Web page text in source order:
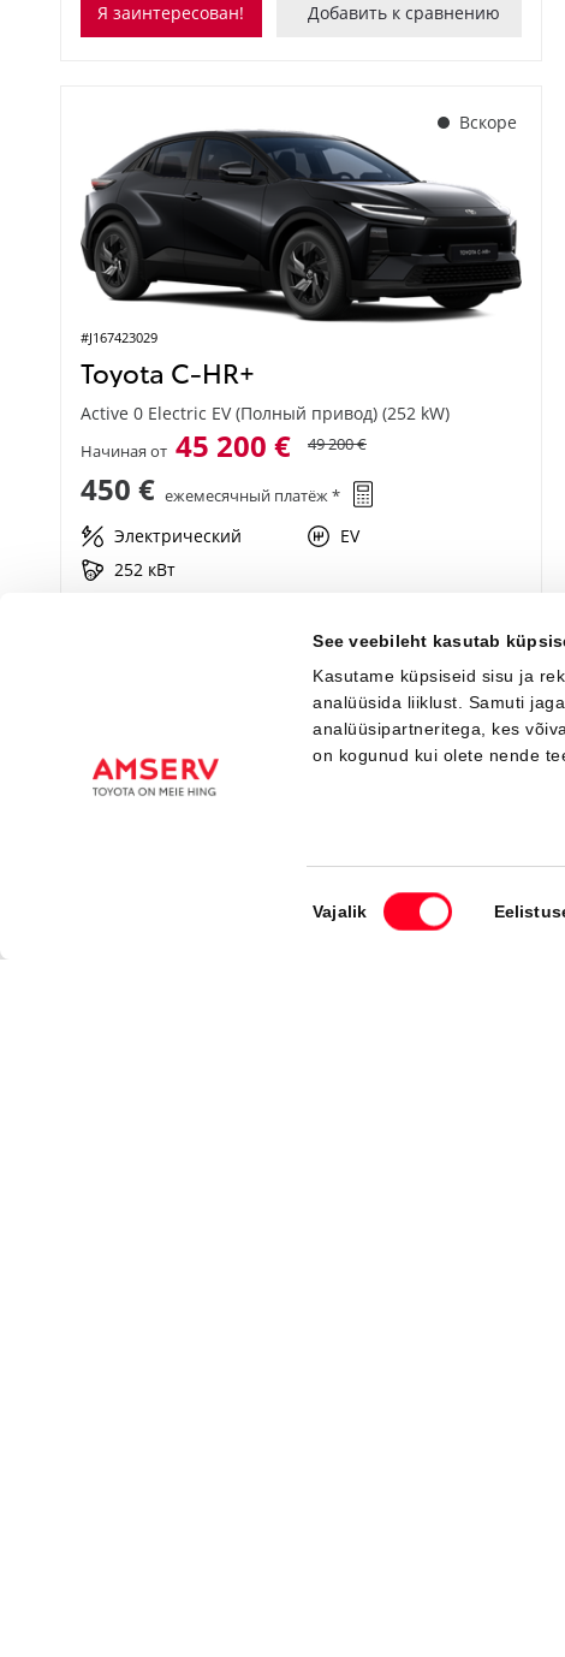
See veebileht kasutab
Kasutame küpsiseid sisu ja
analüüsida liiklust. Samuti
analüüsipartneritega, kes
on kogunud kui olete nende
Nõusoleku
valik
Vajalik
Я заинтересован! Добавить к сравнению
Вскоре
#J167423029
Toyota C-HR+
Active 0 Electric EV (Полный привод) (252 kW)
Начиная от 45 200 € 49 200 €
450 € ежемесячный платёж *
Электрический
EV
252 кВт
Вскоре